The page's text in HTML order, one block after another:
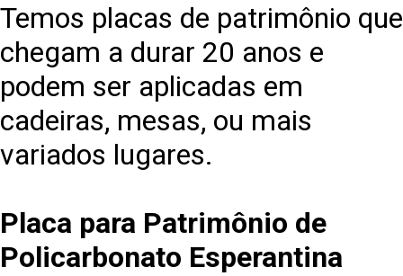
Temos placas de patrimônio que
chegam a durar 20 anos e
podem ser aplicadas em
cadeiras, mesas, ou mais
variados lugares.
Placa para Patrimônio de
Policarbonato Esperantina